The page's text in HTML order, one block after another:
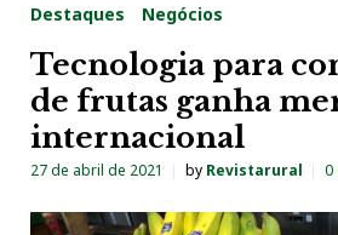
Destaques Negócios
Tecnologia para
de frutas ganha
internacional
27 de abril de 2021 by Revistarural 0